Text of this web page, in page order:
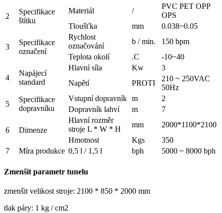
2
Specifikace
štítku
Materiál /
PVC PET OPP
OPS
Tloušťka
mm 0.038~0.05
3
Specifikace
označení
Rychlost
označování
b / min.
150 bpm
Teplota okolí
.C -10~40
4
Napájecí
standard
Hlavní síla Kw
3
Napětí
PROTI
210 ~ 250VAC
50Hz
5
Specifikace
dopravníku
Vstupní dopravník m
2
Dopravník lahví
m 7
6 Dimenze
Hlavní rozměr
stroje L * W * H
mm
2000*1100*2100
Hmotnost
Kgs
350
7
Míra produkce 0,5 l / 1,5 l bph 5000 ~ 8000 bph
Zmenšit parametr tunelu
zmenšit velikost stroje: 2100 * 850 * 2000 mm
tlak páry: 1 kg / cm2